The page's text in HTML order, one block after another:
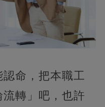
命，把本職工
轉」吧，也許